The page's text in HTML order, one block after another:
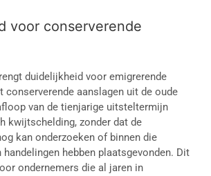
voor conserverende
duidelijkheid voor emigrerende
conserverende aanslagen uit de oude
van de tienjarige uitsteltermijn
kwijtschelding, zonder dat de
kan onderzoeken of binnen die
handelingen hebben plaatsgevonden. Dit
ondernemers die al jaren in